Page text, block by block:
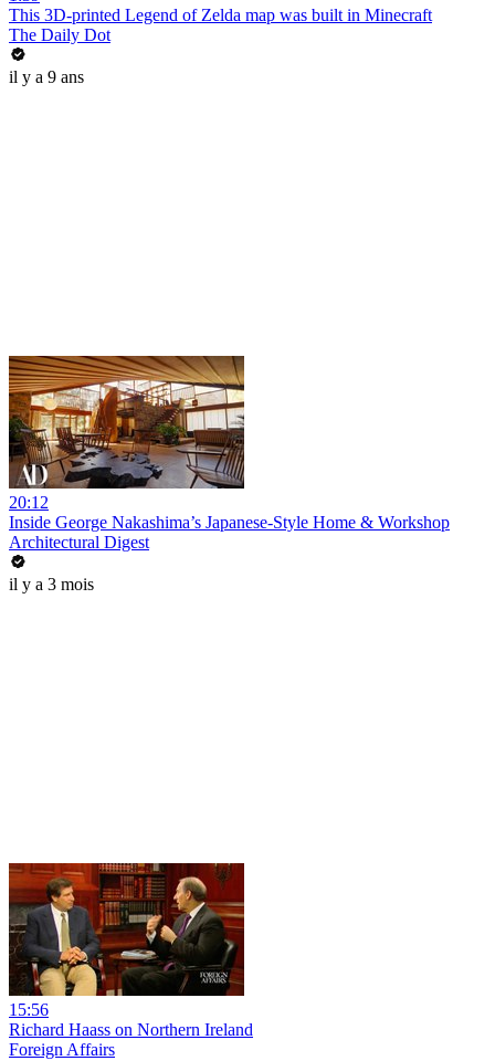
This 3D-printed Legend of Zelda map was built in Minecraft
The Daily Dot
il y a 9 ans
20:12
Inside George Nakashima’s Japanese-Style Home & Workshop
Architectural Digest
il y a 3 mois
15:56
Richard Haass on Northern Ireland
Foreign Affairs